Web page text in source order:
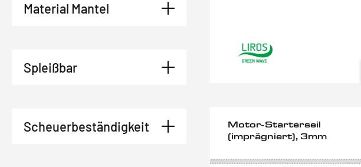
Material Mantel
Spleißbar
Scheuerbeständigkeit
Motor-Starterseil
(imprägniert), 3mm